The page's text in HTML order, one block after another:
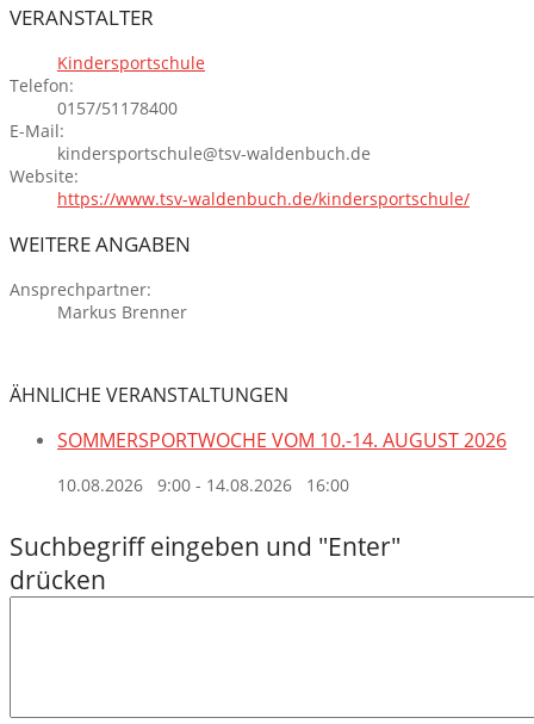
VERANSTALTER
Kindersportschule
Telefon:
0157/51178400
E-Mail:
kindersportschule@tsv-waldenbuch.de
Website:
https://www.tsv-waldenbuch.de/kindersportschule/
WEITERE ANGABEN
Ansprechpartner:
Markus Brenner
ÄHNLICHE VERANSTALTUNGEN
SOMMERSPORTWOCHE VOM 10.-14. AUGUST 2026
10.08.2026 9:00 - 14.08.2026 16:00